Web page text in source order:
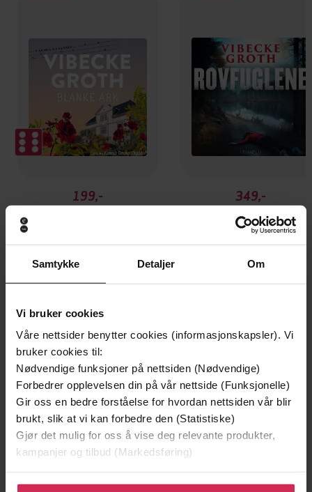
Samtykke Detaljer Om
Vi bruker cookies
Våre nettsider benytter cookies (informasjonskapsler). Vi
bruker cookies til:
Nødvendige funksjoner på nettsiden (Nødvendige)
Forbedrer opplevelsen din på vår nettside (Funksjonelle)
Gir oss en bedre forståelse for hvordan nettsiden vår blir
brukt, slik at vi kan forbedre den (Statistiske)
Gjør det mulig for oss å vise deg relevante produkter,
kampanjer og tilbud (Markedsføring)
Klikk på «Godta alle» for å gi oss ditt samtykke til å
199,-
LYDBOK
349,-
Rovfuglene
Vibecke Groth
LYDBOK
Andre har også kjøpt